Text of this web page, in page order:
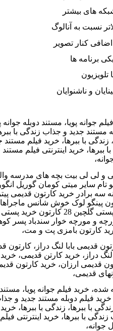
های بیشتر
نسبت به آنالوگ
کنار تصویر
برنامه ها
تلویزیون
و ناشنوایان
پویا، مستند دوبله جوانه
جدید و جذاب زندگی با
با ببرها، خرید فیلم مستند
خرید اینترنتی فیلم مستند
و لی لی بیت بچه های مدرسه
سایر میتی کومان گوریل
سه برادر خرید کارتون قدیمی
پینگو لوک خوش شانس
پستی گلچین
و مورچه خوار سندباد پسر
کارتون بامزی پت و مت،
قدیمی بابا لنگ دراز، کارتون
دراز، خرید کارتن قدیمی، خرید
قدیمی ارزان، خرید کارتون
قدیمی،
خرید فیلم جوانه پویا، مستند
فیلم دوبله مستند جدید و
با ببرها، زندگی با ببرها،
با ببرها، خرید اینترنتی
جوانه،